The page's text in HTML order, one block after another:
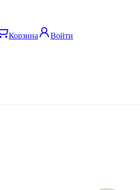
Корзина Войти